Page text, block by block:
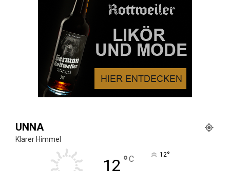
UNNA
Klarer Himmel
12 °C 12°